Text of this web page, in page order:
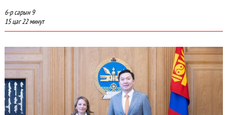
6-р сарын 9
15 цаг 22 минут